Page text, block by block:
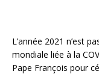
L’année 2021 n’est
mondiale liée à la
Pape François pour